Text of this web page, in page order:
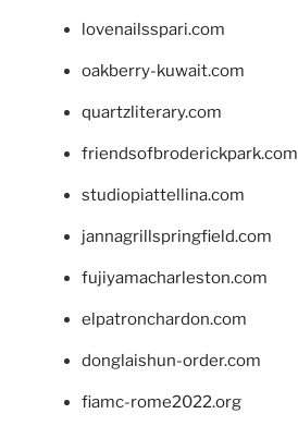
lovenailsspari.com
oakberry-kuwait.com
quartzliterary.com
friendsofbroderickpark.com
studiopiattellina.com
jannagrillspringfield.com
fujiyamacharleston.com
elpatronchardon.com
donglaishun-order.com
fiamc-rome2022.org